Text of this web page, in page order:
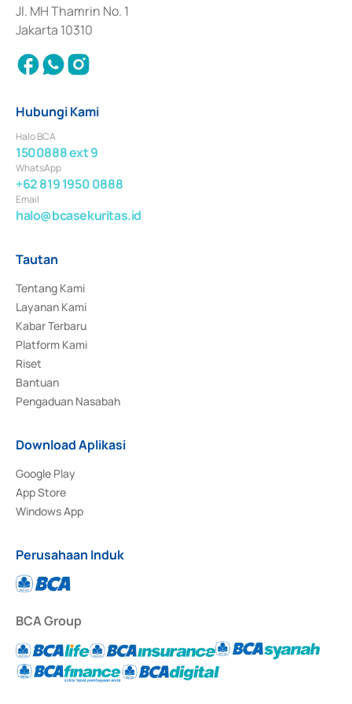
Jl. MH Thamrin No. 1
Jakarta 10310
Hubungi Kami
Halo BCA
1500888 ext 9
WhatsApp
+62 819 1950 0888
Email
halo@bcasekuritas.id
Tautan
Tentang Kami
Layanan Kami
Kabar Terbaru
Platform Kami
Riset
Bantuan
Pengaduan Nasabah
Download Aplikasi
Google Play
App Store
Windows App
Perusahaan Induk
BCA Group